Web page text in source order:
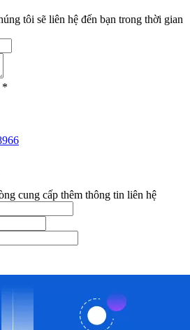
tôi sẽ liên hệ đến bạn trong thời gian
*
cung cấp thêm thông tin liên hệ